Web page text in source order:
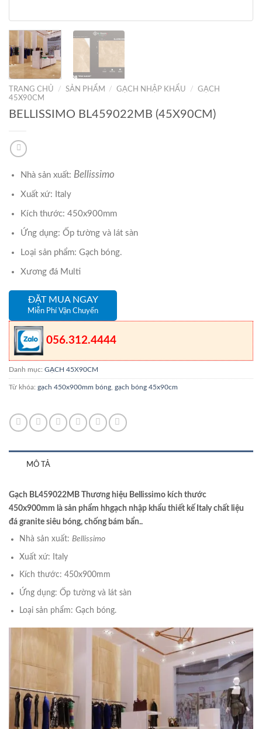
TRANG CHỦ / SẢN PHẨM / GẠCH NHẬP KHẨU /
GẠCH
45X90CM
BELLISSIMO BL459022MB (45X90CM)
Nhà sản xuất: Bellissimo
Xuất xứ: Italy
Kích thước: 450x900mm
Ứng dụng: Ốp tường và lát sàn
Loại sản phẩm: Gạch bóng.
Xương đá Multi
ĐẶT MUA NGAY
Miễn Phí Vận Chuyển
056.312.4444
Danh mục: GẠCH 45X90CM
Từ khóa: gạch 450x900mm bóng gạch bóng 45x90cm
MÔ TẢ
Gạch BL459022MB Thương hiệu Bellissimo kích thước
450x900mm là sản phẩm hhgạch nhập khẩu thiết kế Italy chất liệu
đá granite siêu bóng, chống bám bẩn..
Nhà sản xuất:Bellissimo
Xuất xứ: Italy
Kích thước: 450x900mm
Ứng dụng: Ốp tường và lát sàn
Loại sản phẩm: Gạch bóng.